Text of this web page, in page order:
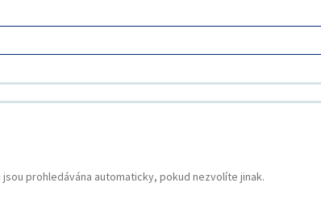
prohledávána automaticky, pokud nezvolíte jinak.